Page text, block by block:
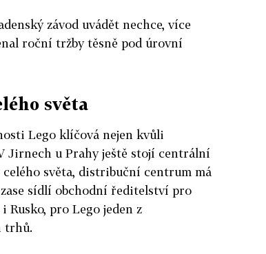
závod uvádět nechce, více
roční tržby těsně pod úrovní
světa
Lego klíčová nejen kvůli
Jirnech u Prahy ještě stojí centrální
celého světa, distribuční centrum má
sídlí obchodní ředitelství pro
Rusko, pro Lego jeden z
trhů.